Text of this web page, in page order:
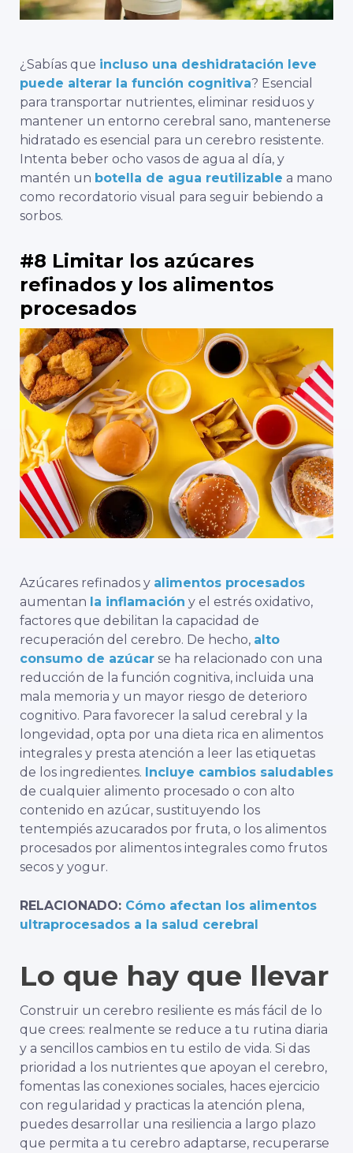
¿Sabías que incluso una deshidratación leve
puede alterar la función cognitiva? Esencial
para transportar nutrientes, eliminar residuos y
mantener un entorno cerebral sano, mantenerse
hidratado es esencial para un cerebro resistente.
Intenta beber ocho vasos de agua al día, y
mantén un botella de agua reutilizable a mano
como recordatorio visual para seguir bebiendo a
sorbos.
#8 Limitar los azúcares
refinados y los alimentos
procesados
Azúcares refinados y alimentos procesados
aumentan la inflamación y el estrés oxidativo,
factores que debilitan la capacidad de
recuperación del cerebro. De hecho, alto
consumo de azúcar se ha relacionado con una
reducción de la función cognitiva, incluida una
mala memoria y un mayor riesgo de deterioro
cognitivo. Para favorecer la salud cerebral y la
longevidad, opta por una dieta rica en alimentos
integrales y presta atención a leer las etiquetas
de los ingredientes. Incluye cambios saludables
de cualquier alimento procesado o con alto
contenido en azúcar, sustituyendo los
tentempiés azucarados por fruta, o los alimentos
procesados por alimentos integrales como frutos
secos y yogur.
RELACIONADO: Cómo afectan los alimentos
ultraprocesados a la salud cerebral
Lo que hay que llevar
Construir un cerebro resiliente es más fácil de lo
que crees: realmente se reduce a tu rutina diaria
y a sencillos cambios en tu estilo de vida. Si das
prioridad a los nutrientes que apoyan el cerebro,
fomentas las conexiones sociales, haces ejercicio
con regularidad y practicas la atención plena,
puedes desarrollar una resiliencia a largo plazo
que permita a tu cerebro adaptarse, recuperarse